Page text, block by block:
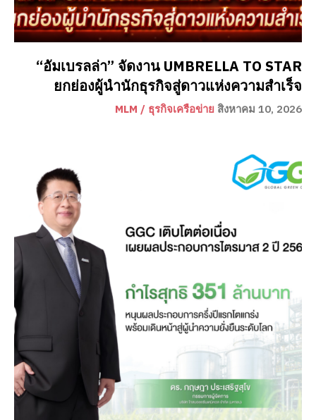
“อัมเบรลล่า” จัดงาน UMBRELLA TO STAR
ยกย่องผู้นำนักธุรกิจสู่ดาวแห่งความสำเร็จ
MLM / ธุรกิจเครือข่าย สิงหาคม 10, 2026